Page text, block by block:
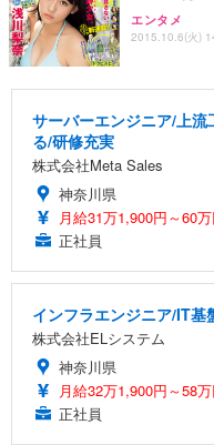
エンタメ
2015.10.6(火)
サーバーエンジニア/上
る/研修充実
株式会社Meta Sales
神奈川県
月給31万1,900円～60
正社員
インフラエンジニア/IT
株式会社ELシステム
神奈川県
月給32万1,900円～58
正社員